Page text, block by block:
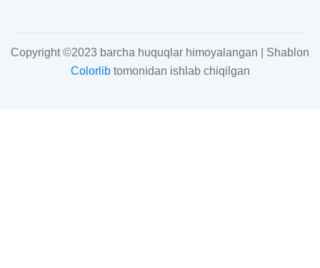
Copyright ©2023 barcha huquqlar himoyalangan | Shablon
Colorlibtomonidan ishlab chiqilgan